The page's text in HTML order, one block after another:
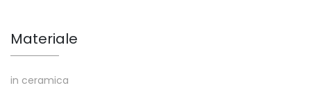
Materiale
in ceramica